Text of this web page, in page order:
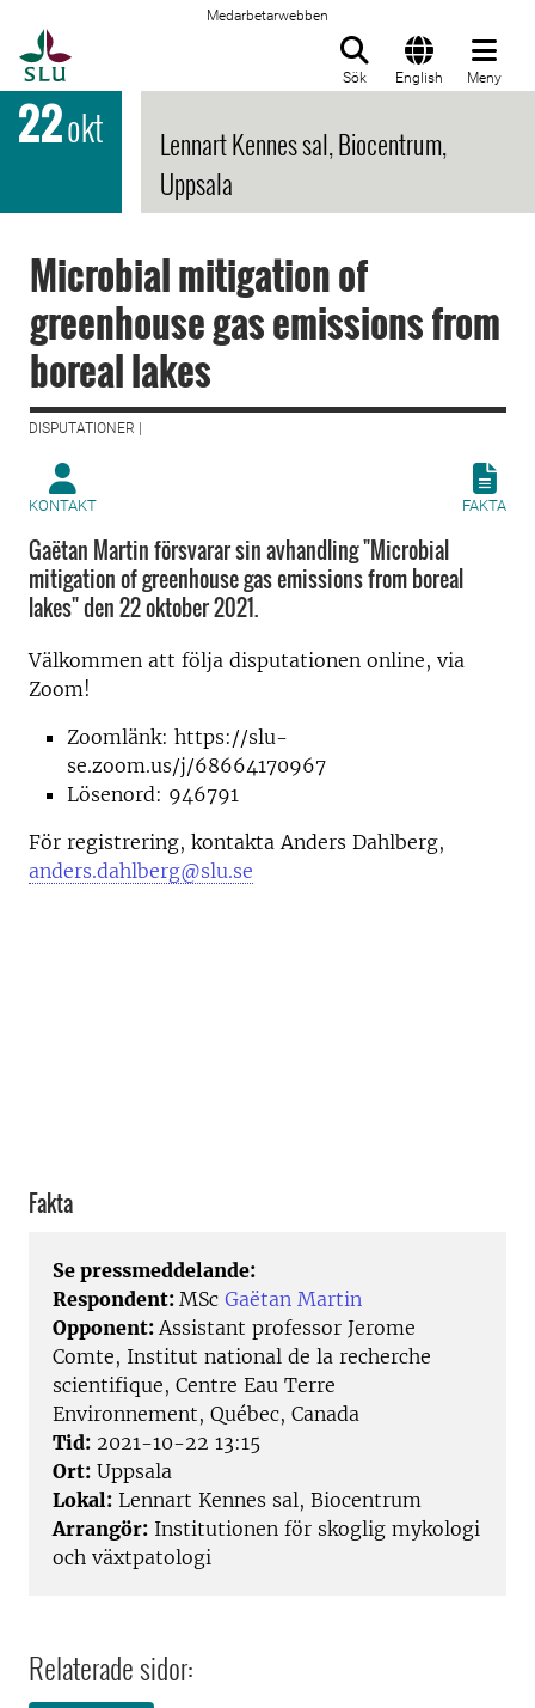
Medarbetarwebben
Sök English Meny
22okt
Lennart Kennes sal, Biocentrum,
Uppsala
Microbial mitigation of
greenhouse gas emissions from
boreal lakes
DISPUTATIONER |
KONTAKT FAKTA
Gaëtan Martin försvarar sin avhandling "Microbial
mitigation of greenhouse gas emissions from boreal
lakes" den 22 oktober 2021.
Välkommen att följa disputationen online, via
Zoom!
Zoomlänk: https://slu-
se.zoom.us/j/68664170967
Lösenord: 946791
För registrering, kontakta Anders Dahlberg,
anders.dahlberg@slu.se
Fakta
Se pressmeddelande:
Respondent: MSc Gaëtan Martin
Opponent:Assistant professor Jerome
Comte, Institut national de la recherche
scientifique, Centre Eau Terre
Environnement, Québec, Canada
Tid: 2021-10-22 13:15
Ort: Uppsala
Lokal: Lennart Kennes sal, Biocentrum
Arrangör: Institutionen för skoglig mykologi
och växtpatologi
Relaterade sidor: